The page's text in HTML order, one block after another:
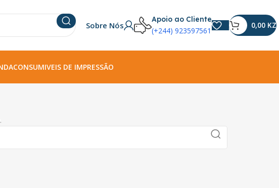
Sobre Nós
Apoio ao Cliente
(+244) 923597561
0,00 KZ
CONSUMIVEIS DE IMPRESSÃO